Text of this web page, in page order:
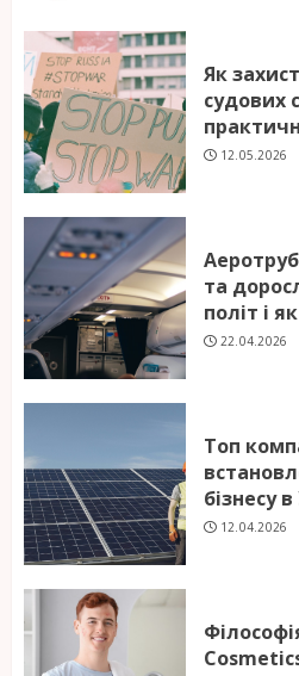
Як
судових
12.05.2026
та
політ і
22.04.2026
Топ
бізнесу в
12.04.2026